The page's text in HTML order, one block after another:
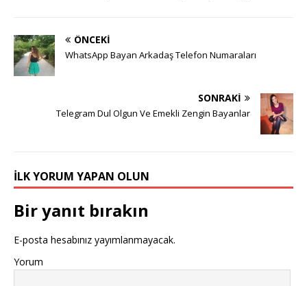
ÖNCEKI
WhatsApp Bayan Arkadaş Telefon Numaraları
SONRAKI
Telegram Dul Olgun Ve Emekli Zengin Bayanlar
İLK YORUM YAPAN OLUN
Bir yanıt bırakın
E-posta hesabınız yayımlanmayacak.
Yorum